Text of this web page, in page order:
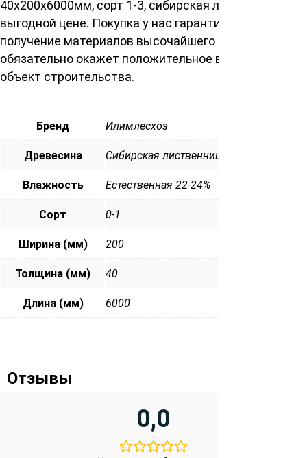
40х200х6000мм, сорт 1-3, сибирская лиственница по
выгодной цене. Покупка у нас гарантирует Вам
получение материалов высочайшего качества, что
обязательно окажет положительное влияние на ваш
объект строительства.
Бренд Илимлесхоз
Древесина Сибирская лиственница
Влажность Естественная 22-24%
Сорт 0-1
Ширина (мм) 200
Толщина (мм) 40
Длина (мм) 6000
Отзывы
0,0